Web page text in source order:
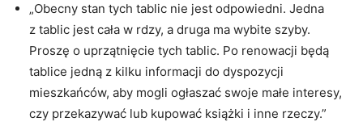
„Obecny stan tych tablic nie jest odpowiedni. Jedna
z tablic jest cała w rdzy, a druga ma wybite szyby.
Proszę o uprzątnięcie tych tablic. Po renowacji będą
tablice jedną z kilku informacji do dyspozycji
mieszkańców, aby mogli ogłaszać swoje małe interesy,
czy przekazywać lub kupować książki i inne rzeczy.”